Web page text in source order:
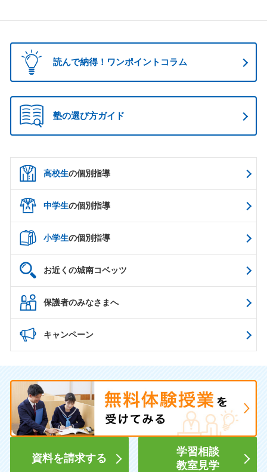
読んで納得！ワンポイントコラム
塾の選び方ガイド
高校生の個別指導
中学生の個別指導
小学生の個別指導
お近くの城南コベッツ
保護者のみなさまへ
キャンペーン
資料を請求する
学習相談
教室見学